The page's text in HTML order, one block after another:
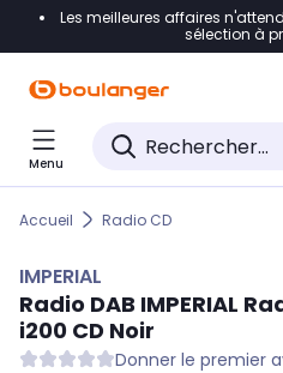
Accéder directement à la
Accéder directement au
Accéder directement au
Les meilleures affaires
sélection à
Menu
Accueil Radio CD
IMPERIAL
Radio DAB IMPERIAL
i200 CD Noir
Donner le premier